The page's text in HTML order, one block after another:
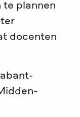
te plannen
docenten